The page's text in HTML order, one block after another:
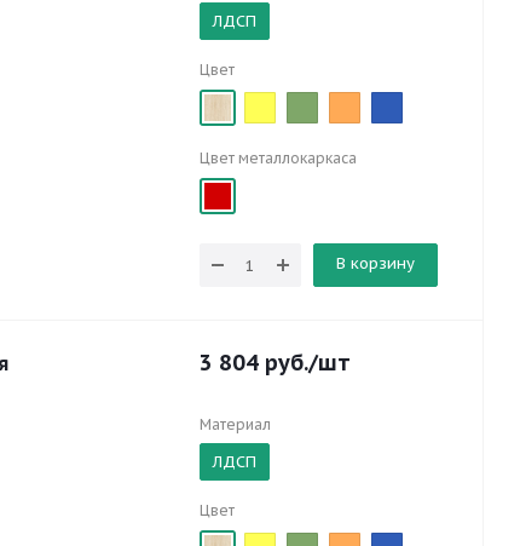
ЛДСП
Цвет
Цвет металлокаркаса
В корзину
3 804 руб./шт
Материал
ЛДСП
Цвет